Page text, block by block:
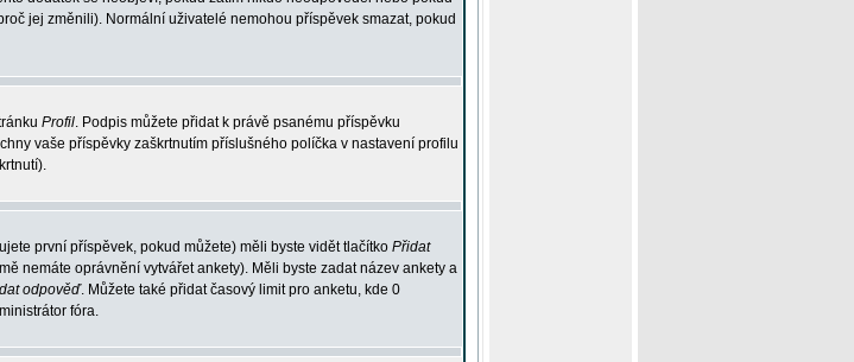
jej změnili). Normální uživatelé nemohou příspěvek smazat, pokud
Profil. Podpis můžete přidat k právě psanému příspěvku
vaše příspěvky zaškrtnutím příslušného políčka v nastavení profilu
první příspěvek, pokud můžete) měli byste vidět tlačítko Přidat
nemáte oprávnění vytvářet ankety). Měli byste zadat název ankety a
odpověď. Můžete také přidat časový limit pro anketu, kde 0
fóra.